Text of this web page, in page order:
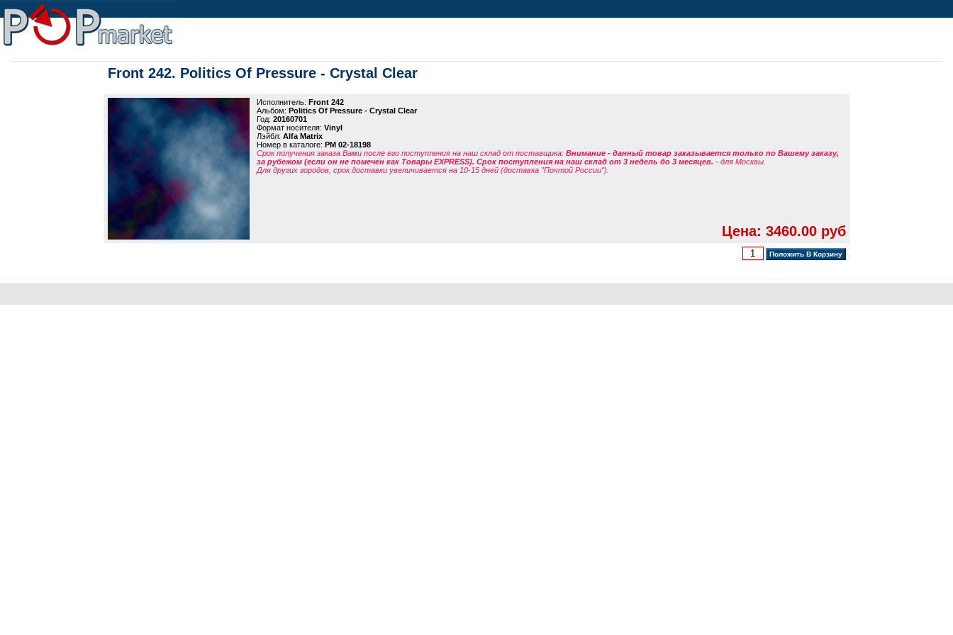
Front 242. Politics Of Pressure - Crystal Clear
Исполнитель: Front 242
Альбом: Politics Of Pressure - Crystal Clear
Год: 20160701
Формат носителя: Vinyl
Лэйбл: Alfa Matrix
Номер в каталоге: PM 02-18198
Срок получения заказа Вами после его поступления на наш склад от поставщика: Внимание - данный товар заказывается только по Вашему заказу,
за рубежом (если он не помечен как Товары EXPRESS). Срок поступления на наш склад от 3 недель до 3 месяцев. - для Москвы.
Для других городов, срок доставки увеличивается на 10-15 дней (доставка "Почтой России").
Цена: 3460.00 руб